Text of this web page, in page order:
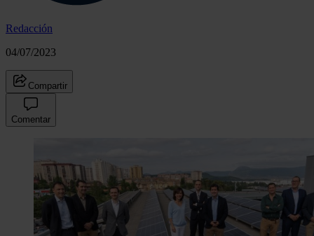
Redacción
04/07/2023
Compartir
Comentar